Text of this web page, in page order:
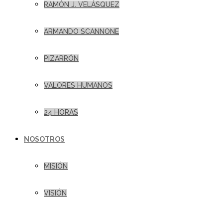
RAMÓN J. VELÁSQUEZ
ARMANDO SCANNONE
PIZARRÓN
VALORES HUMANOS
24 HORAS
NOSOTROS
MISIÓN
VISIÓN